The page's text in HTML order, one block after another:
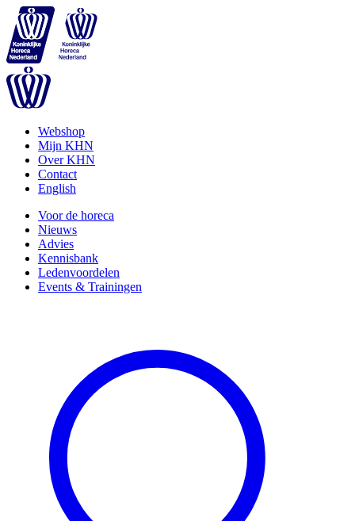
Webshop
Mijn KHN
Over KHN
Contact
English
Voor de horeca
Nieuws
Advies
Kennisbank
Ledenvoordelen
Events & Trainingen